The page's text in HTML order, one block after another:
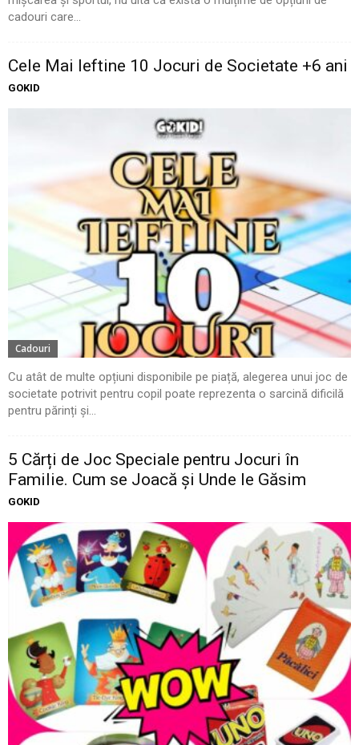
cadouri care...
Cele Mai Ieftine 10 Jocuri de Societate +6 ani
GOKID
Cadouri
Cu atât de multe opțiuni disponibile pe piață, alegerea unui joc de
societate potrivit pentru copil poate reprezenta o sarcină dificilă
pentru părinți și...
5 Cărți de Joc Speciale pentru Jocuri în
Familie. Cum se Joacă și Unde le Găsim
GOKID